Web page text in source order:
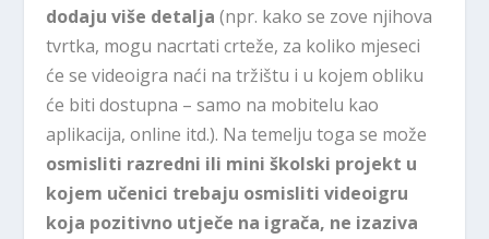
dodaju više detalja (npr. kako se zove njihova
tvrtka, mogu nacrtati crteže, za koliko mjeseci
će se videoigra naći na tržištu i u kojem obliku
će biti dostupna – samo na mobitelu kao
aplikacija, online itd.). Na temelju toga se može
osmisliti razredni ili mini školski projekt u
kojem učenici trebaju osmisliti videoigru
koja pozitivno utječe na igrača, ne izaziva